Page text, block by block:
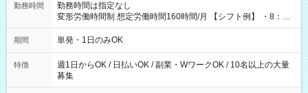
勤務時間
勤務時間は指定なし
変形労働時間制 想定労働時間160時間/月 【シフト例】 ・8：00
～21：00
期間 単発・1日のみOK
特徴
週1日からOK / 日払いOK / 副業・WワークOK / 10名以上の大量
募集